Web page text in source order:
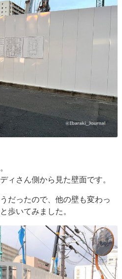
ィさん側から見た壁面です。
だったので、他の壁も変わっ
歩いてみました。